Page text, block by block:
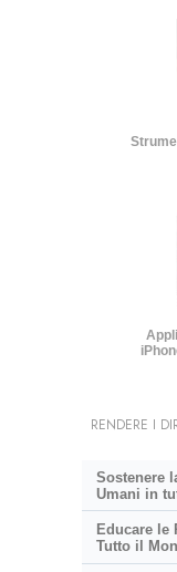
RENDERE I
Sostenere
Umani in
Educare le
Tutto il